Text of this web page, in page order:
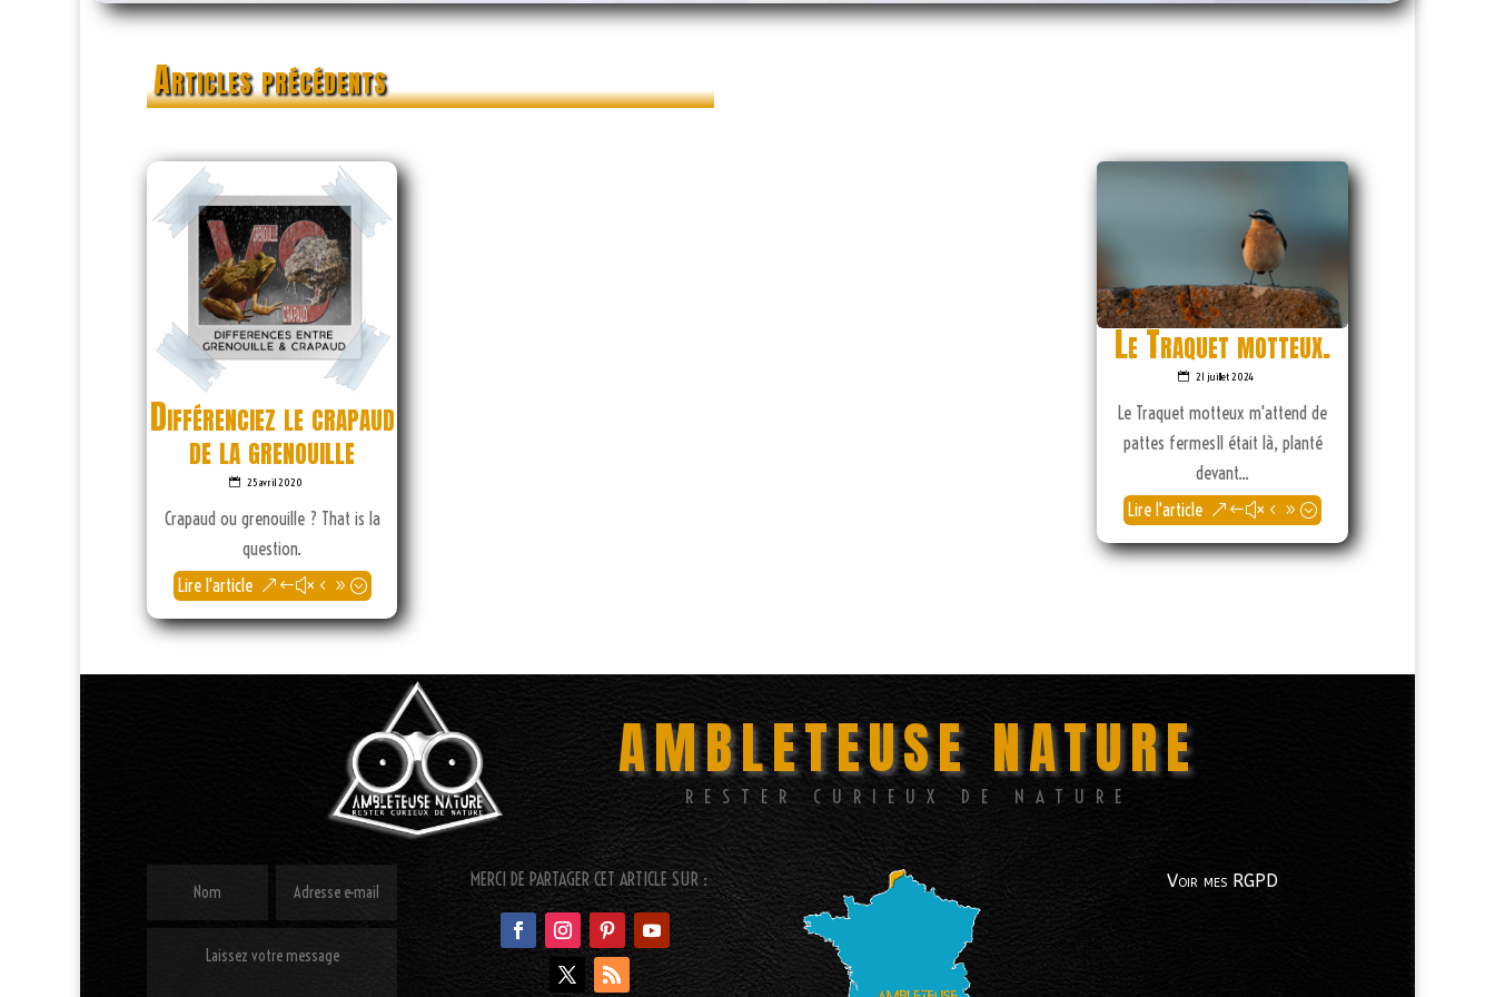
Articles précédents
Différenciez le crapaud
de la grenouille
25 avril 2020
Crapaud ou grenouille ? That is la
question.
Lire l'article
Le Traquet motteux.
21 juillet 2024
Le Traquet motteux m'attend de
pattes fermesIl était là, planté
devant...
Lire l'article
AMBLETEUSE NATURE
RESTER CURIEUX DE NATURE
MERCI DE PARTAGER CET ARTICLE SUR : Voir mes RGPD